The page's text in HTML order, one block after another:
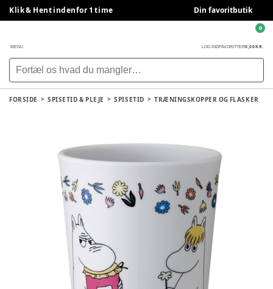
Klik & Hent indenfor 1 time Din favoritbutik
MENU LOG INDFAVORITTER0,00 KR.
0
FORSIDE SPISETID & PLEJE SPISETID TRÆNINGSKOPPER OG FLASKER